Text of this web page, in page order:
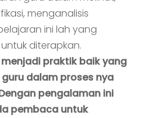
menganalisis
ini lah yang
diterapkan.
praktik baik yang
dalam proses nya
pengalaman ini
pembaca untuk